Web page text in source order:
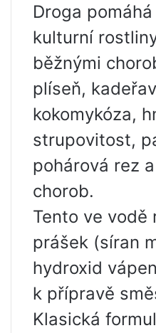
Droga
kulturní
běžnými
plíseň,
kokomykóza,
strupovitost,
pohárová rez
chorob.
Tento ve vodě
prášek (síran
hydroxid
k přípravě
Klasická